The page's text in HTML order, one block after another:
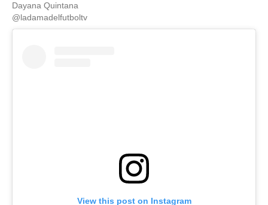
Dayana Quintana
@ladamadelfutboltv
View this post on Instagram